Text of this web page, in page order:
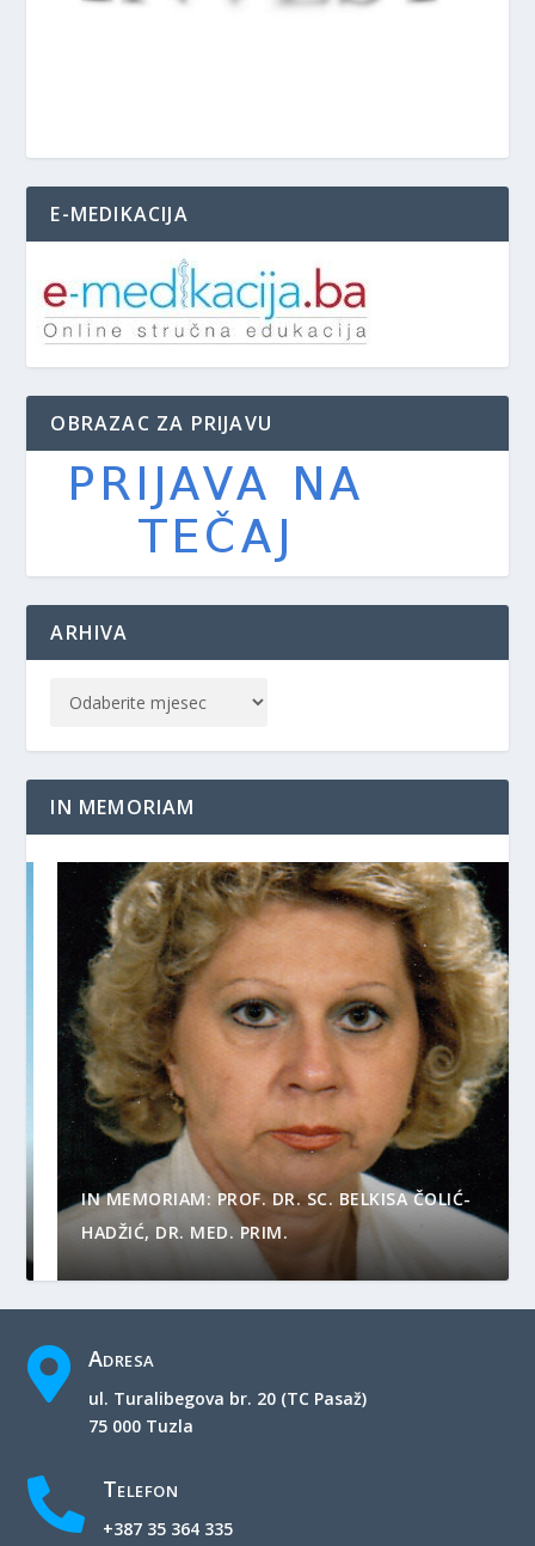
E-MEDIKACIJA
OBRAZAC ZA PRIJAVU
ARHIVA
IN MEMORIAM
IN MEMORIAM: PROF. DR. SC. BELKISA ČOLIĆ-
HADŽIĆ, DR. MED. PRIM.
 Adresa
ul. Turalibegova br. 20 (TC Pasaž)
75 000 Tuzla
 Telefon
+387 35 364 335